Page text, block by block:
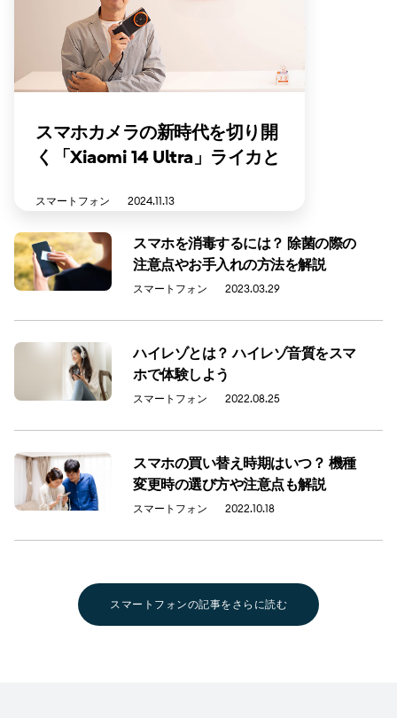
スマホカメラの新時代を切り開
く「Xiaomi 14 Ultra」ライカと
る
スマートフォン 2024.11.13
スマホを消毒するには？ 除菌の際の
注意点やお手入れの方法を解説
スマートフォン 2023.03.29
ハイレゾとは？ ハイレゾ音質をスマ
ホで体験しよう
スマートフォン 2022.08.25
スマホの買い替え時期はいつ？ 機種
変更時の選び方や注意点も解説
スマートフォン 2022.10.18
スマートフォンの記事をさらに読む